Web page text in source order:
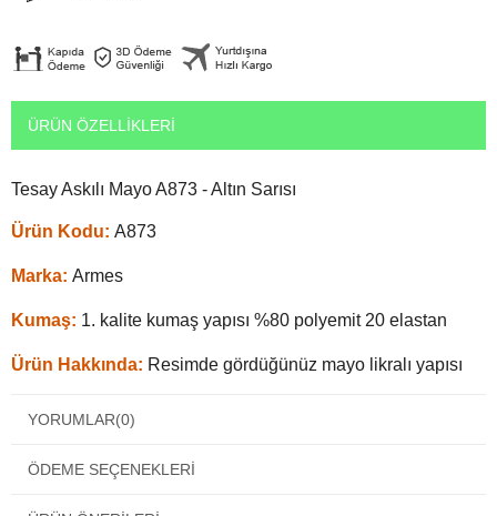
ÜRÜN ÖZELLIKLERI
Tesay Askılı Mayo A873 - Altın Sarısı
Ürün Kodu: A873
Marka: Armes
Kumaş: 1. kalite kumaş yapısı %80 polyemit 20 elastan
Ürün Hakkında: Resimde gördüğünüz mayo likralı yapısı
olarak da geçen bu kadın mayosuna bayılacaksınız. Slip tek
önemlidir. Sudan çıktıktan sonra mayonun kolay kuruması
YORUMLAR(0)
ÖDEME SEÇENEKLERI